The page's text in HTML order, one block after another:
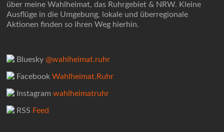
über meine Wahlheimat, das Ruhrgebiet & NRW. Kleine
Ausflüge in die Umgebung, lokale und überregionale
Aktionen finden so ihren Weg hierhin.
Bluesky@wahlheimat.ruhr
FacebookWahlheimat.Ruhr
Instagramwahlheimatruhr
RSS Feed